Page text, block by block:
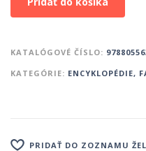
KATALÓGOVÉ ČÍSLO:
KATEGÓRIE: ENCYKLOPÉDIE,
PRIDAŤ DO ZOZNAMU